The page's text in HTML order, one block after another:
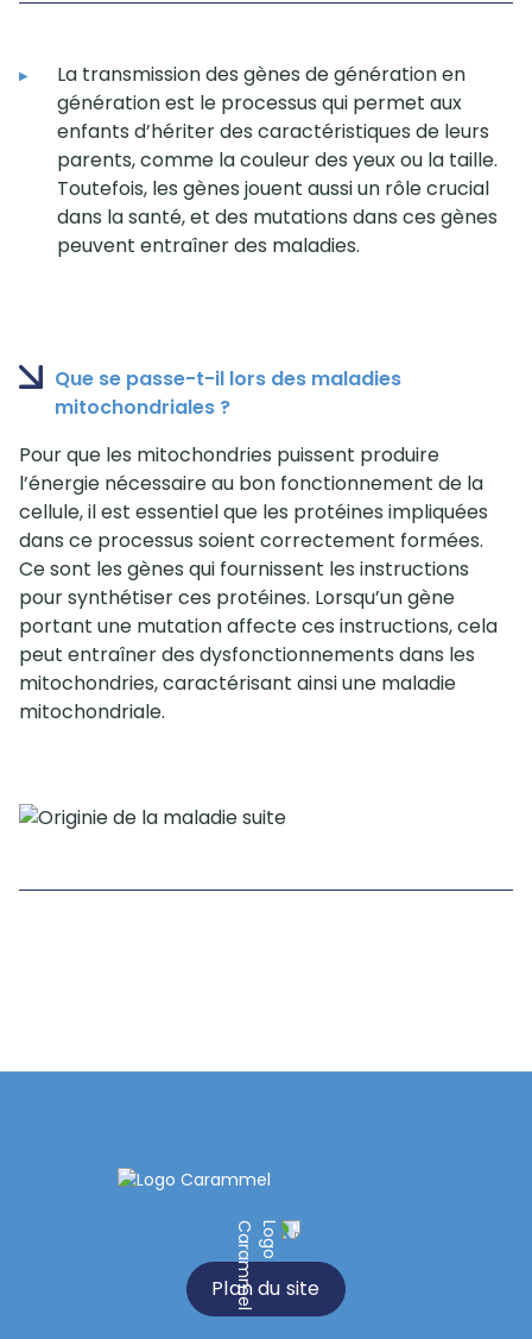
La transmission des gènes de génération en
génération est le processus qui permet aux
enfants d’hériter des caractéristiques de leurs
parents, comme la couleur des yeux ou la taille.
Toutefois, les gènes jouent aussi un rôle crucial
dans la santé, et des mutations dans ces gènes
peuvent entraîner des maladies.
Que se passe-t-il lors des maladies
mitochondriales ?
Pour que les mitochondries puissent produire
l’énergie nécessaire au bon fonctionnement de la
cellule, il est essentiel que les protéines impliquées
dans ce processus soient correctement formées.
Ce sont les gènes qui fournissent les instructions
pour synthétiser ces protéines. Lorsqu’un gène
portant une mutation affecte ces instructions, cela
peut entraîner des dysfonctionnements dans les
mitochondries, caractérisant ainsi une maladie
mitochondriale.
Plan du site